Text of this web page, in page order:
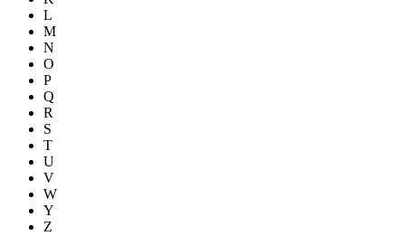
L
M
N
O
P
Q
R
S
T
U
V
W
Y
Z